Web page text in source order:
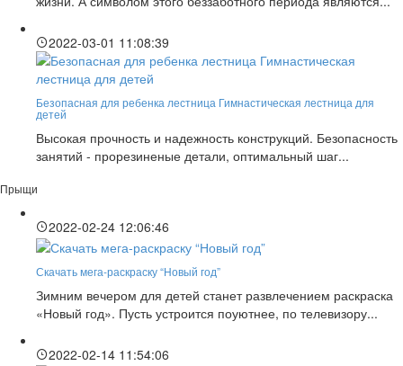
2022-03-01 11:08:39
Безопасная для ребенка лестница Гимнастическая лестница для
детей
Высокая прочность и надежность конструкций. Безопасность
занятий - прорезиненые детали, оптимальный шаг...
Прыщи
2022-02-24 12:06:46
Скачать мега-раскраску “Новый год”
Зимним вечером для детей станет развлечением раскраска
«Новый год». Пусть устроится поуютнее, по телевизору...
2022-02-14 11:54:06